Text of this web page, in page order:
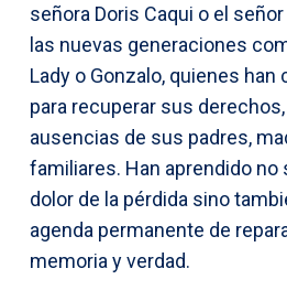
señora Doris Caqui o el
las nuevas generaciones
Lady o Gonzalo, quienes
para recuperar sus
ausencias de sus padres,
familiares. Han aprendido no
dolor de la pérdida sino
agenda permanente de
memoria y verdad.